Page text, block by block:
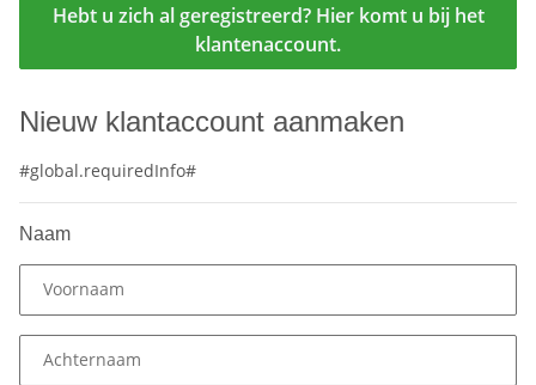
Hebt u zich al geregistreerd? Hier komt u bij het
klantenaccount.
Nieuw klantaccount aanmaken
#global.requiredInfo#
Naam
Voornaam
Achternaam